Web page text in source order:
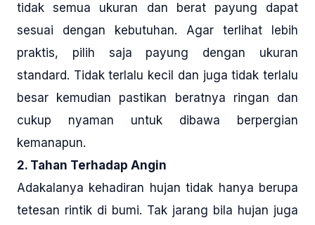
tidak semua ukuran dan berat payung dapat
sesuai dengan kebutuhan. Agar terlihat lebih
praktis, pilih saja payung dengan ukuran
standard. Tidak terlalu kecil dan juga tidak terlalu
besar kemudian pastikan beratnya ringan dan
cukup nyaman untuk dibawa berpergian
kemanapun.
2. Tahan Terhadap Angin
Adakalanya kehadiran hujan tidak hanya berupa
tetesan rintik di bumi. Tak jarang bila hujan juga